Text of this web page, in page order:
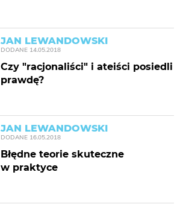
JAN LEWANDOWSKI
DODANE 14.05.2018
Czy "racjonaliści" i ateiści posiedli
prawdę?
JAN LEWANDOWSKI
DODANE 16.05.2018
Błędne teorie skuteczne
w praktyce